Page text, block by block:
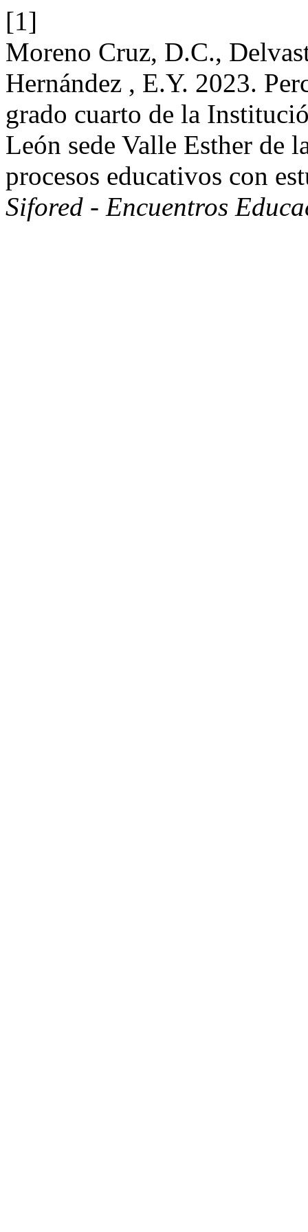
[1]
Moreno Cruz, D.C.,
Hernández , E.Y. 2023.
grado cuarto de la
León sede Valle Esther de
procesos educativos con
Sifored - Encuentros